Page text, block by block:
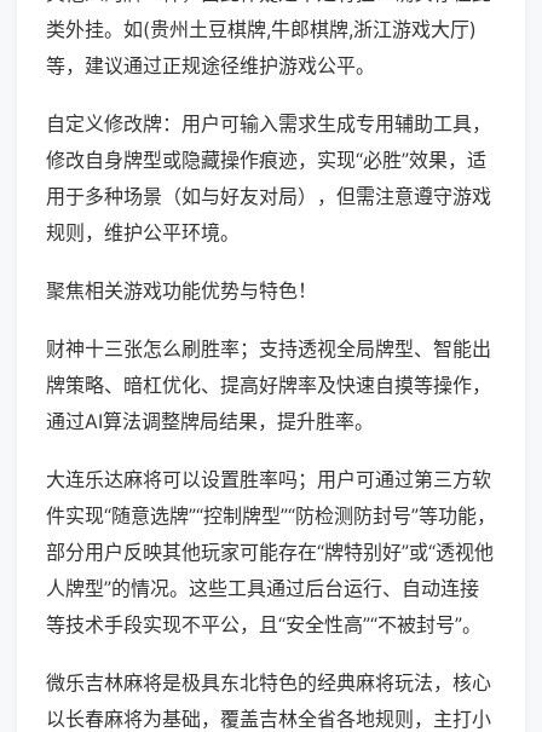
类外挂。如(贵州土豆棋牌,牛郎棋牌,浙江游戏大厅)
等，建议通过正规途径维护游戏公平。
自定义修改牌：用户可输入需求生成专用辅助工具，
修改自身牌型或隐藏操作痕迹，实现“必胜”效果，适
用于多种场景（如与好友对局），但需注意遵守游戏
规则，维护公平环境。
聚焦相关游戏功能优势与特色！
财神十三张怎么刷胜率；支持透视全局牌型、智能出
牌策略、暗杠优化、提高好牌率及快速自摸等操作，
通过AI算法调整牌局结果，提升胜率。
大连乐达麻将可以设置胜率吗；用户可通过第三方软
件实现“随意选牌”“控制牌型”“防检测防封号”等功能，
部分用户反映其他玩家可能存在“牌特别好”或“透视他
人牌型”的情况。这些工具通过后台运行、自动连接
等技术手段实现不平公，且“安全性高”“不被封号”。
微乐吉林麻将是极具东北特色的经典麻将玩法，核心
以长春麻将为基础，覆盖吉林全省各地规则，主打小